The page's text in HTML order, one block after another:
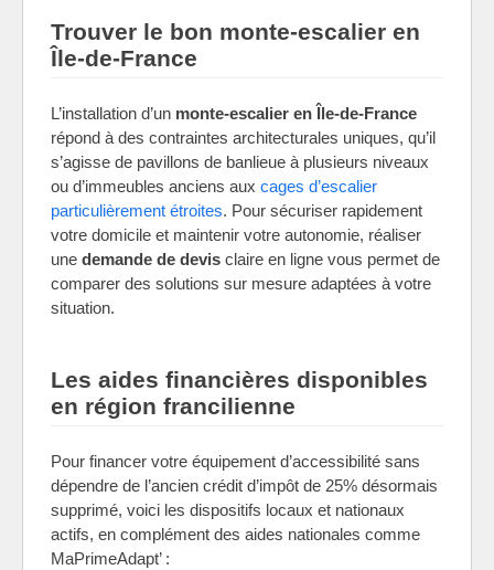
Trouver le bon monte-escalier en
Île-de-France
L’installation d’un monte-escalier en Île-de-France
répond à des contraintes architecturales uniques, qu’il
s’agisse de pavillons de banlieue à plusieurs niveaux
ou d’immeubles anciens aux cages d’escalier
particulièrement étroites. Pour sécuriser rapidement
votre domicile et maintenir votre autonomie, réaliser
une demande de devis claire en ligne vous permet de
comparer des solutions sur mesure adaptées à votre
situation.
Les aides financières disponibles
en région francilienne
Pour financer votre équipement d’accessibilité sans
dépendre de l’ancien crédit d’impôt de 25% désormais
supprimé, voici les dispositifs locaux et nationaux
actifs, en complément des aides nationales comme
MaPrimeAdapt’ :